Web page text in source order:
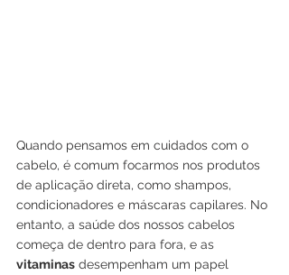
Quando pensamos em cuidados com o
cabelo, é comum focarmos nos produtos
de aplicação direta, como shampos,
condicionadores e máscaras capilares. No
entanto, a saúde dos nossos cabelos
começa de dentro para fora, e as
vitaminas desempenham um papel